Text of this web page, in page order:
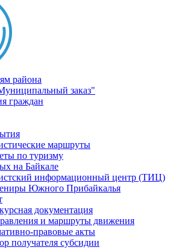
района
заказ"
граждан
маршруты
по туризму
на Байкале
информационный центр (ТИЦ)
Южного Прибайкалья
документация
и маршруты движения
правовые акты
получателя субсидии